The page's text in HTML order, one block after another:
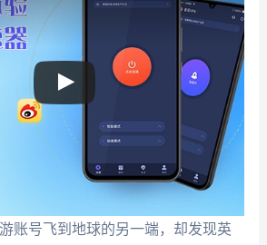
账号飞到地球的另一端，却发现英